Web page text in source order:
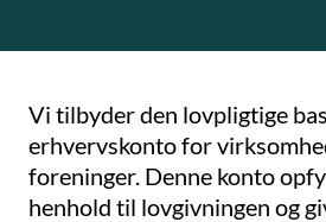
Vi tilbyder den lovpligtige
erhvervskonto for
foreninger. Denne konto
henhold til lovgivningen og